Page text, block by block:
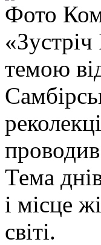
Фото
темою
Тема
і місце
світі.